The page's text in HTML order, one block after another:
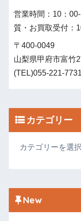
営業時間：10：
質・お買取受付：
〒400-0049
山梨県甲府市富竹
(TEL)055-221-7731
カテゴリー
New